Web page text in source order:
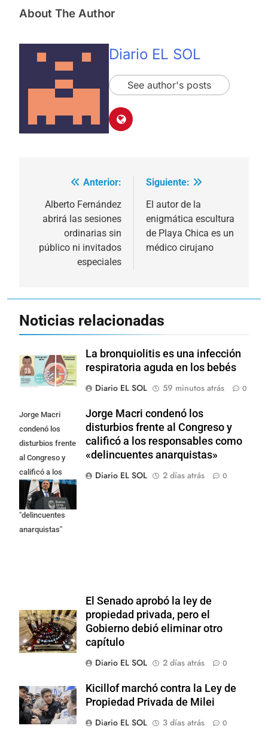
About The Author
Diario EL SOL
See author's posts
Navegación
de
entradas
Anterior:
Alberto Fernández
abrirá las sesiones
ordinarias sin
público ni invitados
especiales
Siguiente:
El autor de la
enigmática escultura
de Playa Chica es un
médico cirujano
Noticias relacionadas
La bronquiolitis es una infección
respiratoria aguda en los bebés
Diario EL SOL
59 minutos atrás 0
Jorge Macri
condenó los
disturbios frente
al Congreso y
calificó a los
responsables
como
"delincuentes
anarquistas"
Jorge Macri condenó los
disturbios frente al Congreso y
calificó a los responsables como
«delincuentes anarquistas»
Diario EL SOL
2 días atrás 0
El Senado aprobó la ley de
propiedad privada, pero el
Gobierno debió eliminar otro
capítulo
Diario EL SOL
2 días atrás 0
Kicillof marchó contra la Ley de
Propiedad Privada de Milei
Diario EL SOL
3 días atrás 0